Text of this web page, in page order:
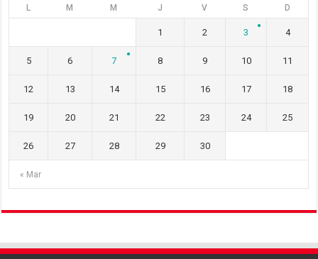
L M M J V S D
« Mar
1 2 3 4
5 6 7 8 9 10 11
12 13 14 15 16 17 18
19 20 21 22 23 24 25
26 27 28 29 30